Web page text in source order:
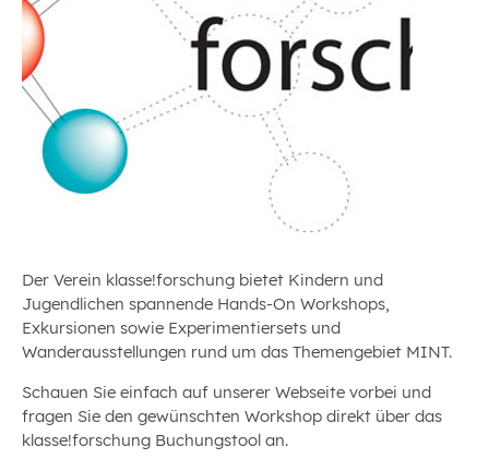
Der Verein klasse!forschung bietet Kindern und
Jugendlichen spannende Hands-On Workshops,
Exkursionen sowie Experimentiersets und
Wanderausstellungen rund um das Themengebiet MINT.
Schauen Sie einfach auf unserer Webseite vorbei und
fragen Sie den gewünschten Workshop direkt über das
klasse!forschung Buchungstool an.